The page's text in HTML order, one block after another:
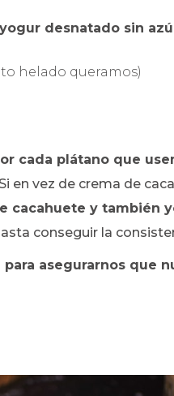
desnatado sin
helado queramos)
cada plátano que
Si en vez de crema de
cacahuete y también
conseguir la
asegurarnos que